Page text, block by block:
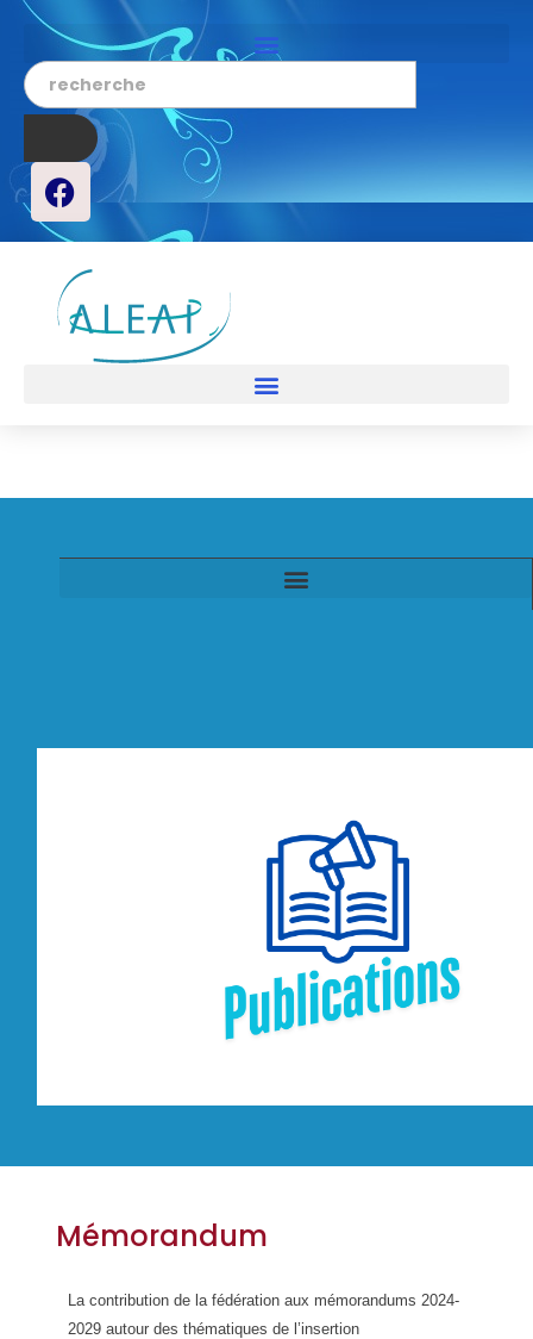
Mémorandum
La contribution de la fédération aux mémorandums 2024-
2029 autour des thématiques de l’insertion